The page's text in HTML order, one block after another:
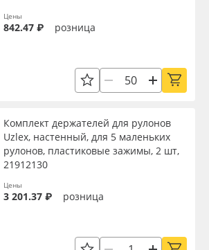
Цены
842.47 ₽ розница
Комплект держателей для рулонов
Uzlex, настенный, для 5 маленьких
рулонов, пластиковые зажимы, 2 шт,
21912130
Цены
3 201.37 ₽ розница